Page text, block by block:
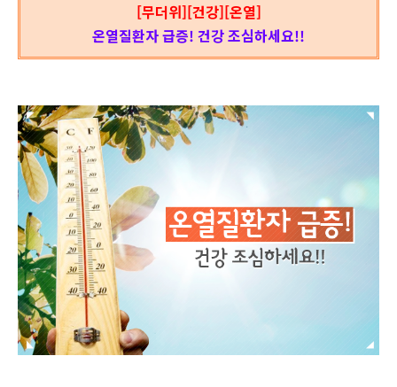
[무더위][건강][온열]
온열질환자 급증! 건강 조심하세요!!